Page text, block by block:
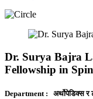
Dr. Surya Bajra
Fellowship in
Department : अर्थोपेडिक्स र